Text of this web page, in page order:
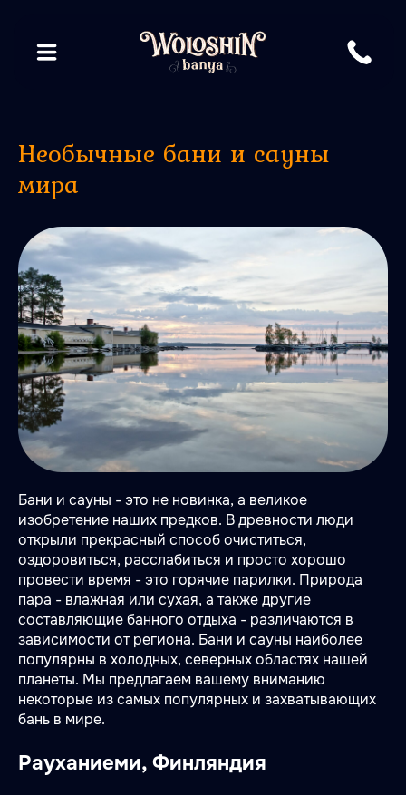
Необычные бани и сауны
мира
Бани и сауны - это не новинка, а великое
изобретение наших предков. В древности люди
открыли прекрасный способ очиститься,
оздоровиться, расслабиться и просто хорошо
провести время - это горячие парилки. Природа
пара - влажная или сухая, а также другие
составляющие банного отдыха - различаются в
зависимости от региона. Бани и сауны наиболее
популярны в холодных, северных областях нашей
планеты. Мы предлагаем вашему вниманию
некоторые из самых популярных и захватывающих
бань в мире.
Рауханиеми, Финляндия